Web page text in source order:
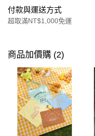
付款與運送方式
超取滿NT$1,000免運
信用卡一次付款
購物金
超商取貨付款
LINE Pay
街口支付
商品加價購 (2)